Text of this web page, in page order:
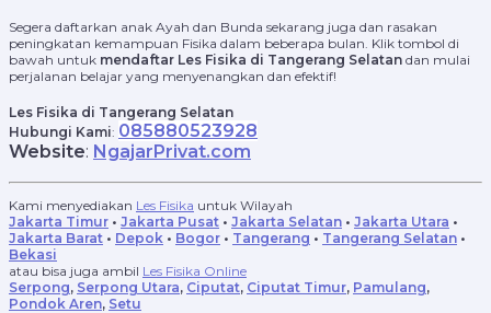
Segera daftarkan anak Ayah dan Bunda sekarang juga dan rasakan
peningkatan kemampuan Fisika dalam beberapa bulan. Klik tombol di
bawah untuk mendaftar Les Fisika di Tangerang Selatan dan mulai
perjalanan belajar yang menyenangkan dan efektif!
Les Fisika di Tangerang Selatan
Hubungi Kami: 085880523928
Website: NgajarPrivat.com
Kami menyediakan Les Fisika untuk Wilayah
Jakarta Timur • Jakarta Pusat • Jakarta Selatan • Jakarta Utara •
Jakarta Barat • Depok • Bogor • Tangerang • Tangerang Selatan •
Bekasi
atau bisa juga ambil Les Fisika Online
Serpong, Serpong Utara, Ciputat, Ciputat Timur, Pamulang,
Pondok Aren, Setu